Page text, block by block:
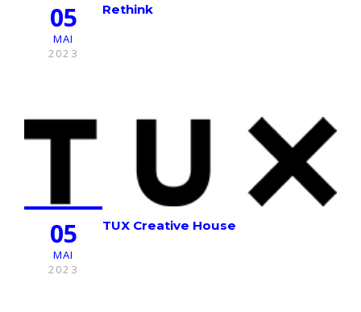
05
MAI
2023
Rethink
05
MAI
2023
TUX Creative House